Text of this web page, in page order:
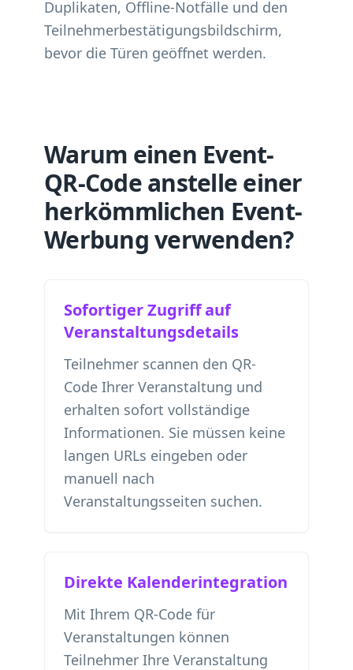
Duplikaten, Offline-Notfälle und den
Teilnehmerbestätigungsbildschirm,
bevor die Türen geöffnet werden.
Warum einen Event-
QR-Code anstelle einer
herkömmlichen Event-
Werbung verwenden?
Sofortiger Zugriff auf
Veranstaltungsdetails
Teilnehmer scannen den QR-
Code Ihrer Veranstaltung und
erhalten sofort vollständige
Informationen. Sie müssen keine
langen URLs eingeben oder
manuell nach
Veranstaltungsseiten suchen.
Direkte Kalenderintegration
Mit Ihrem QR-Code für
Veranstaltungen können
Teilnehmer Ihre Veranstaltung